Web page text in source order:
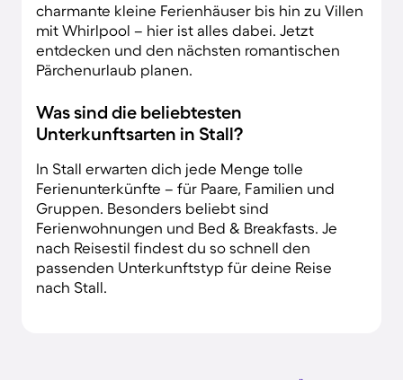
charmante kleine Ferienhäuser bis hin zu Villen
mit Whirlpool – hier ist alles dabei. Jetzt
entdecken und den nächsten romantischen
Pärchenurlaub planen.
Was sind die beliebtesten
Unterkunftsarten in Stall?
In Stall erwarten dich jede Menge tolle
Ferienunterkünfte – für Paare, Familien und
Gruppen. Besonders beliebt sind
Ferienwohnungen und Bed & Breakfasts. Je
nach Reisestil findest du so schnell den
passenden Unterkunftstyp für deine Reise
nach Stall.